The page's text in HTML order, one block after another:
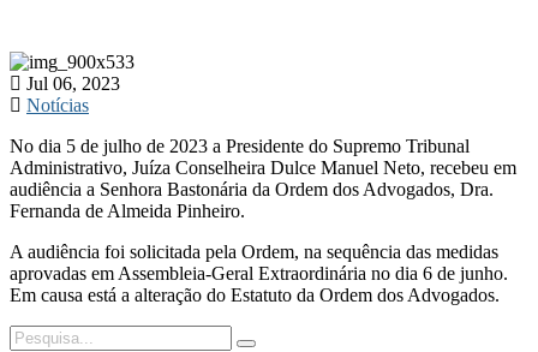
Jul 06, 2023
Notícias
No dia 5 de julho de 2023 a Presidente do Supremo Tribunal
Administrativo, Juíza Conselheira Dulce Manuel Neto, recebeu em
audiência a Senhora Bastonária da Ordem dos Advogados, Dra.
Fernanda de Almeida Pinheiro.
A audiência foi solicitada pela Ordem, na sequência das medidas
aprovadas em Assembleia-Geral Extraordinária no dia 6 de junho.
Em causa está a alteração do Estatuto da Ordem dos Advogados.